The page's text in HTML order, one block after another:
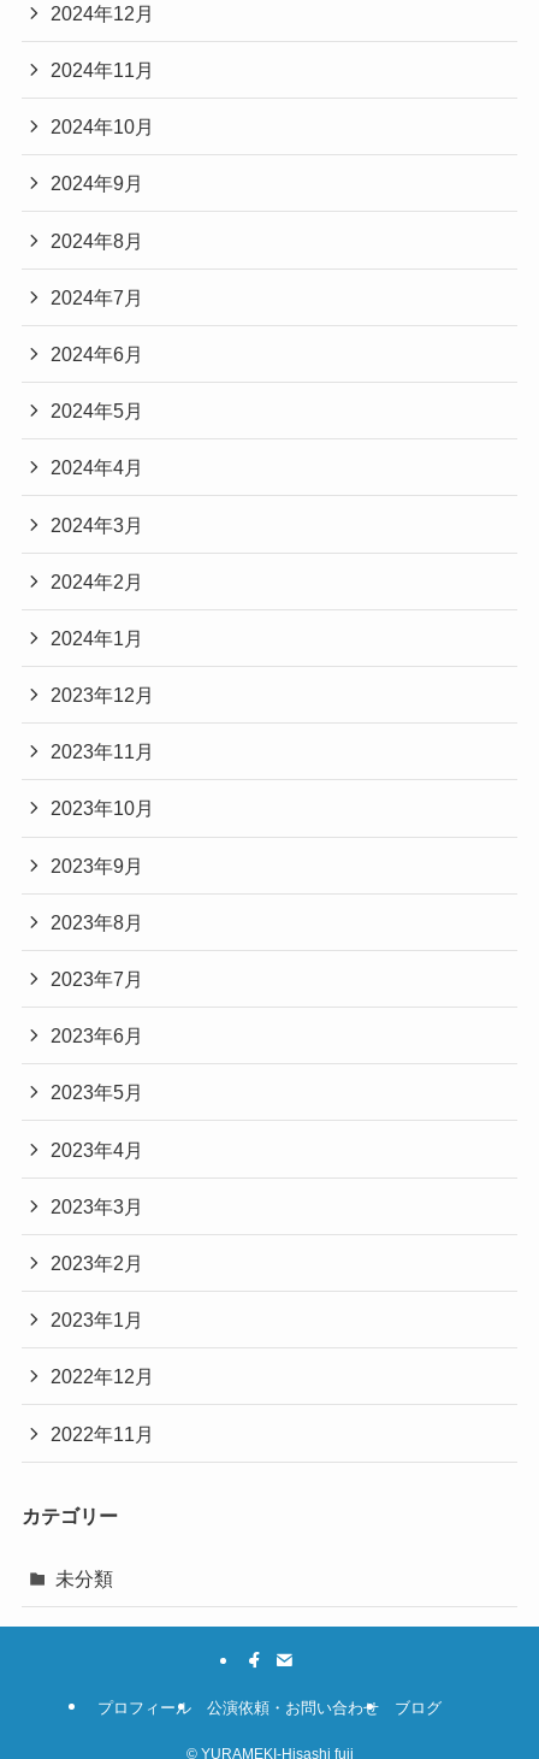
2024年12月
2024年11月
2024年10月
2024年9月
2024年8月
2024年7月
2024年6月
2024年5月
2024年4月
2024年3月
2024年2月
2024年1月
2023年12月
2023年11月
2023年10月
2023年9月
2023年8月
2023年7月
2023年6月
2023年5月
2023年4月
2023年3月
2023年2月
2023年1月
2022年12月
2022年11月
カテゴリー
未分類
プロフィール 公演依頼・お問い合わせ ブログ
©YURAMEKI-Hisashi fuji